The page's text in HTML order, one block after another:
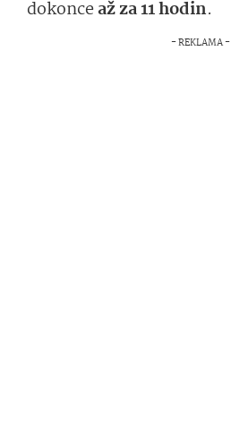
dokonceaž za 11 hodin.